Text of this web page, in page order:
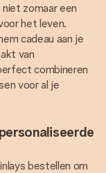
zomaar een
het leven.
cadeau aan je
van
combineren
voor al je
bestellen om